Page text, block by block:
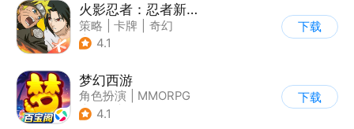
火影忍者：忍者新世代
策略 卡牌
奇幻
| 火影
4.1
下载
梦幻西游
角色扮演
MMORPG
| 西游
4.1
下载